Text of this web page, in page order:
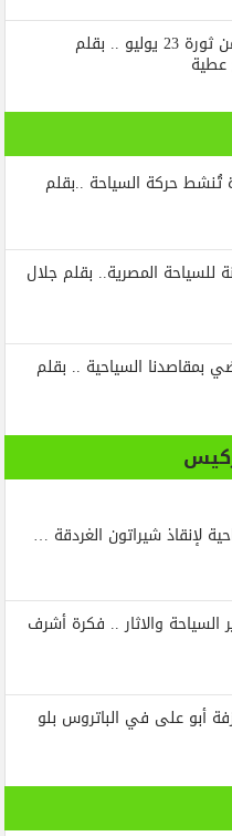
الصفحات المجهولة من ثورة 23 يوليو .. بقلم
عطية
تُنشط حركة السياحة ..بقلم
للسياحة المصرية.. بقلم جلال
بمقاصدنا السياحية .. بقلم
لإنقاذ شيراتون الغردقة …
والاثار .. فكرة أشرف
على في الباتروس بلو